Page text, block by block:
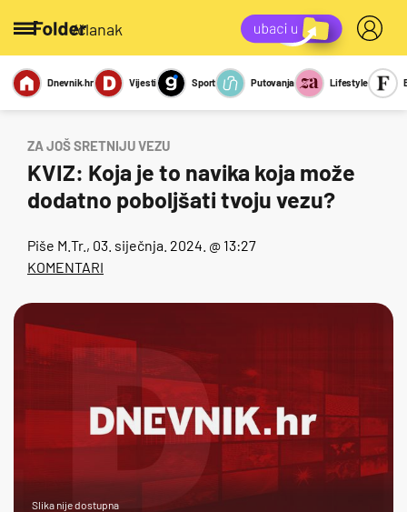
/članak
Miks Kviz
Report
Sexy
Dnevnik.hr Vijesti Sport Putovanja Lifestyle
ZA JOŠ SRETNIJU VEZU
KVIZ: Koja je to navika koja može
dodatno poboljšati tvoju vezu?
Piše M.Tr. , 03. siječnja. 2024. @ 13:27
KOMENTARI
Slika nije dostupna